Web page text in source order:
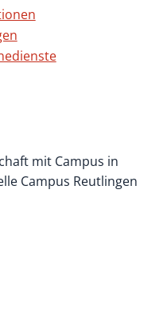
mit Campus in
Campus Reutlingen